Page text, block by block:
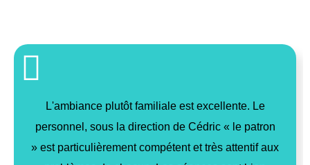
L'ambiance plutôt familiale est excellente. Le
personnel, sous la direction de Cédric « le patron
» est particulièrement compétent et très attentif aux